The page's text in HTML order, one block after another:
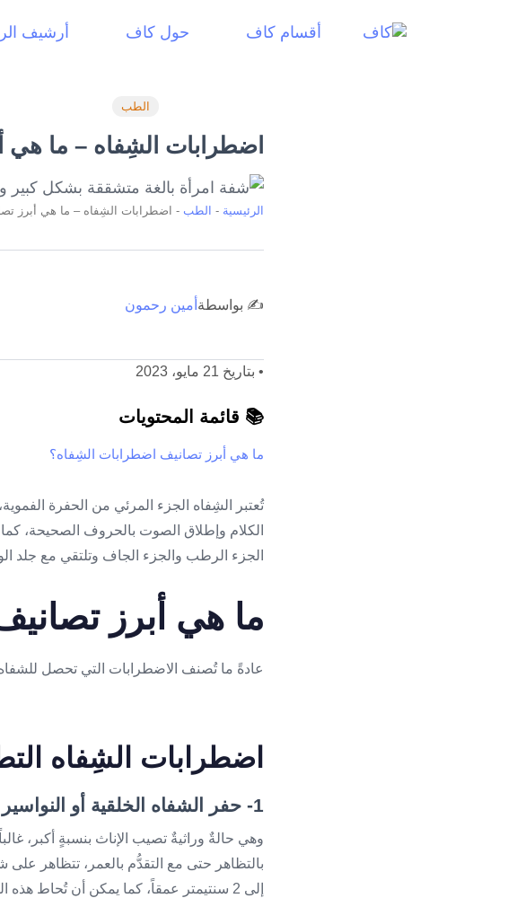
أقسام كاف حول كاف أرشيف
الطب
اضطرابات الشِفاه – ما هي
الرئيسية - الطب - اضطرابات الشِفاه – ما هي أبرز
✍️ بواسطة أمين رحمون
• بتاريخ 21 مايو، 2023
📚 قائمة المحتويات
ما هي أبرز تصانيف اضطرابات الشِفاه؟
تُعتبر الشِفاه الجزء المرئي من الحفرة
الكلام وإطلاق الصوت بالحروف الصحيحة،
الجزء الرطب والجزء الجاف وتلتقي مع جلد
ما هي أبرز
عادةً ما تُصنف الاضطرابات التي تحصل
اضطرابات الشِفاه
1- حفر الشفاه الخلقية أو النواسير
وهي حالةٌ وراثيةٌ تصيب الإناث بنسبةٍ أكبر،
إلى 2 سنتيمتر عمقاً، كما يمكن أن تُحاط